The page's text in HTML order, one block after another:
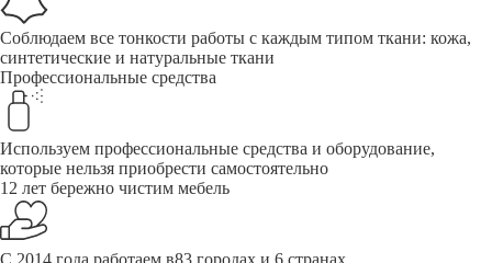
Соблюдаем все тонкости работы с каждым типом ткани: кожа,
синтетические и натуральные ткани
Профессиональные средства
Используем профессиональные средства и оборудование,
которые нельзя приобрести самостоятельно
12 лет бережно чистим мебель
С 2014 года работаем в83 городах и 6 странах